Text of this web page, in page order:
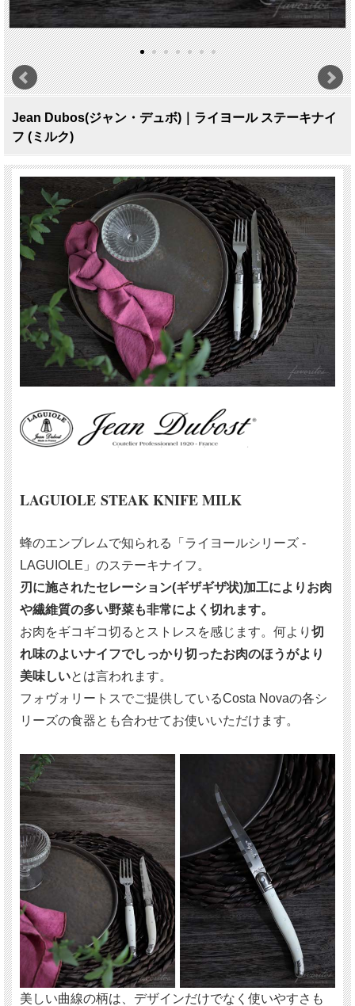
Jean Dubos(ジャン・デュボ)｜ライヨール ステーキナイ
フ (ミルク)
LAGUIOLE STEAK KNIFEMILK
蜂のエンブレムで知られる「ライヨールシリーズ -
LAGUIOLE」のステーキナイフ。
刃に施されたセレーション(ギザギザ状)加工によりお肉
や繊維質の多い野菜も非常によく切れます。
お肉をギコギコ切るとストレスを感じます。何より 切
れ味のよいナイフでしっかり切ったお肉のほうがより
美味しいとは言われます。
フォヴォリートスでご提供しているCosta Novaの各シ
リーズの食器とも合わせてお使いいただけます。
美しい曲線の柄は、デザインだけでなく使いやすさも